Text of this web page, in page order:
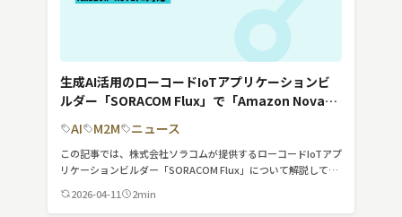
スマート農業
ドローン
スマート物流
生成AI活用のローコードIoTアプリケーションビ
ルダー「SORACOM Flux」で「Amazon Nova」
AI M2M ニュース
この記事では、株式会社ソラコムが提供するローコードIoTアプ
リケーションビルダー「SORACOM Flux」について解説してい
2026-04-11 2min